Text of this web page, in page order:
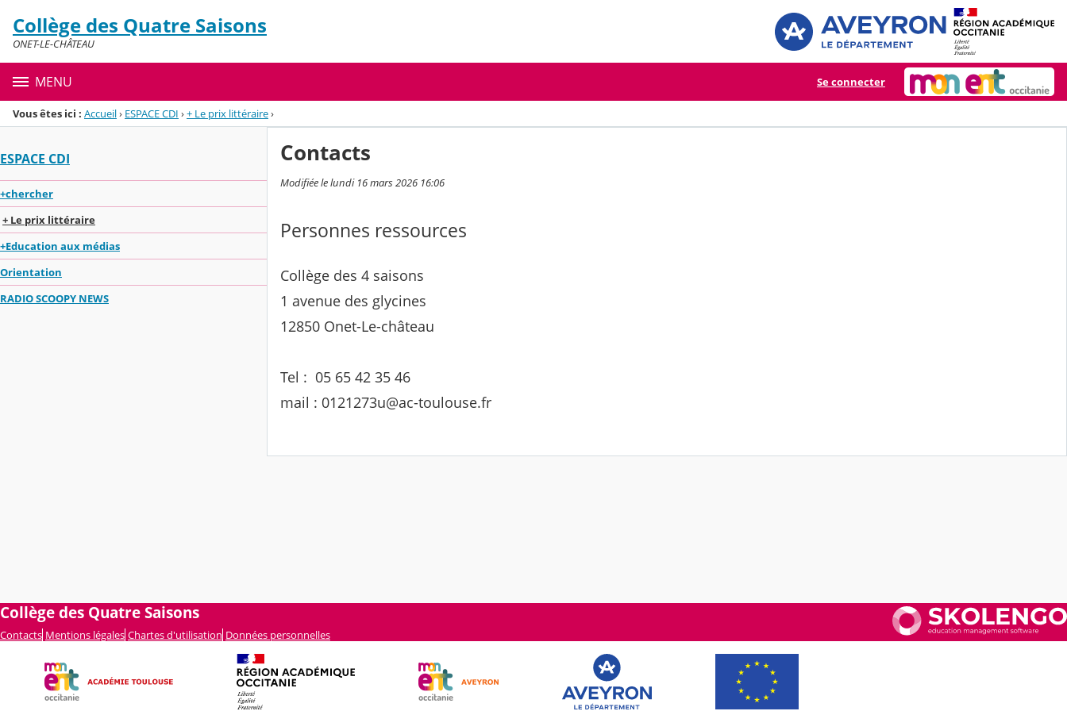
Menu de la rubrique
Contenu
Collège des Quatre Saisons
ONET-LE-CHÂTEAU
MENU Se connecter
Vous êtes ici : Accueil› ESPACE CDI ›+ Le prix littéraire›
ESPACE CDI
+chercher
+ Le prix littéraire
+Education aux médias
Orientation
RADIO SCOOPY NEWS
Contacts
Modifiée le lundi 16 mars 2026 16:06
Personnes ressources
Collège des 4 saisons
1 avenue des glycines
12850 Onet-Le-château
Tel : 05 65 42 35 46
mail : 0121273u@ac-toulouse.fr
Collège des Quatre Saisons
Contacts Mentions légales Chartes d'utilisation Données personnelles